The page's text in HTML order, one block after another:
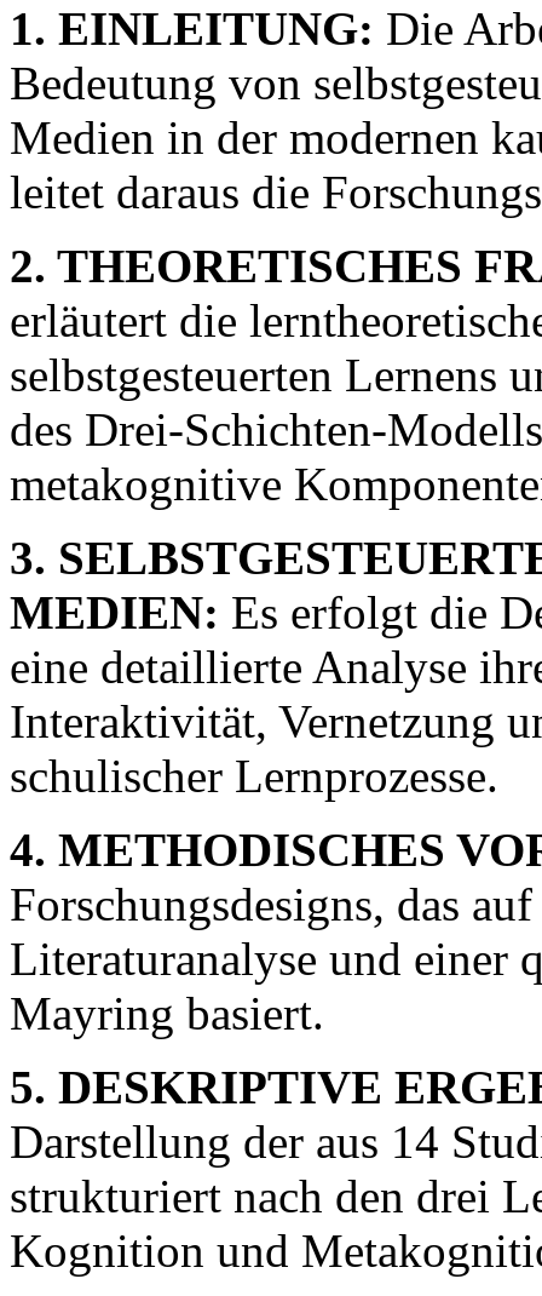
1. EINLEITUNG: Die
Bedeutung von
Medien in der modernen
leitet daraus die
2. THEORETISCHES
erläutert die
selbstgesteuerten Lernens
des Drei-Schichten-
metakognitive
3.
MEDIEN: Es erfolgt die
eine detaillierte Analyse
Interaktivität, Vernetzung
schulischer Lernprozesse.
4. METHODISCHES
Forschungsdesigns, das
Literaturanalyse und einer
Mayring basiert.
5. DESKRIPTIVE
Darstellung der aus 14
strukturiert nach den drei
Kognition und